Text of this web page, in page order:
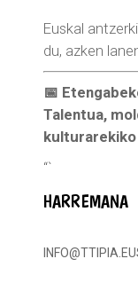
Euskal
du, azken
📅
Talentua,
“`
HARREMANA